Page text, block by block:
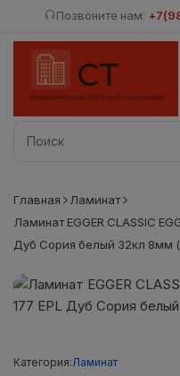
Позвоните нам:
Главная
Ламинат
Ламинат EGGER CLASSIC
Дуб Сория белый 32кл 8мм
Категория:Ламинат